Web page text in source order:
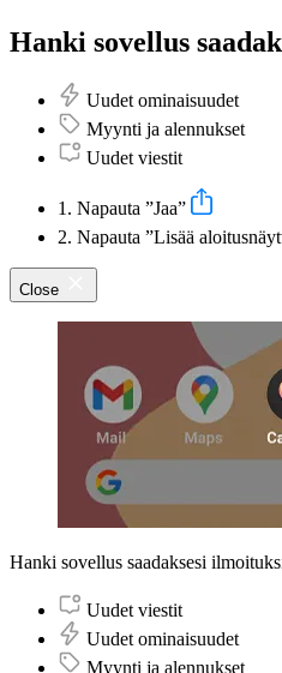
Hanki sovellus
Uudet ominaisuudet
Myynti ja alennukset
Uudet viestit
1. Napauta ”Jaa”
2. Napauta ”Lisää
Close
Hanki sovellus saadaksesi
Uudet viestit
Uudet ominaisuudet
Myynti ja alennukset